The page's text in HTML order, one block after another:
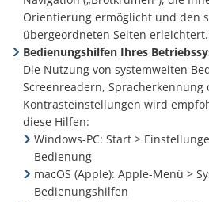
Orientierung ermöglicht und den
übergeordneten Seiten erleichtert.
Bedienungshilfen Ihres
Die Nutzung von systemweiten
Screenreadern, Spracherkennung
Kontrasteinstellungen wird
diese Hilfen:
Windows-PC: Start >
Bedienung
macOS (Apple): Apple-Menü >
Bedienungshilfen